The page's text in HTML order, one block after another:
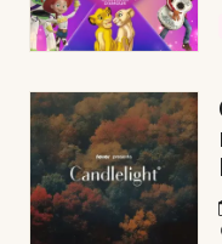
Choisir mes
Mon email